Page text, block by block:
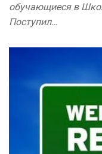
обучающиеся в
Поступил…